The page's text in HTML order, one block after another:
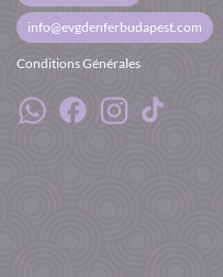
info@evgdenferbudapest.com
Conditions Générales